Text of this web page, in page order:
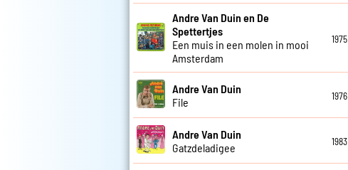
Andre Van Duin en De
Spettertjes
Een muis in een molen in mooi
Amsterdam
1975
Andre Van Duin
File
1976
Andre Van Duin
Gatzdeladigee
1983